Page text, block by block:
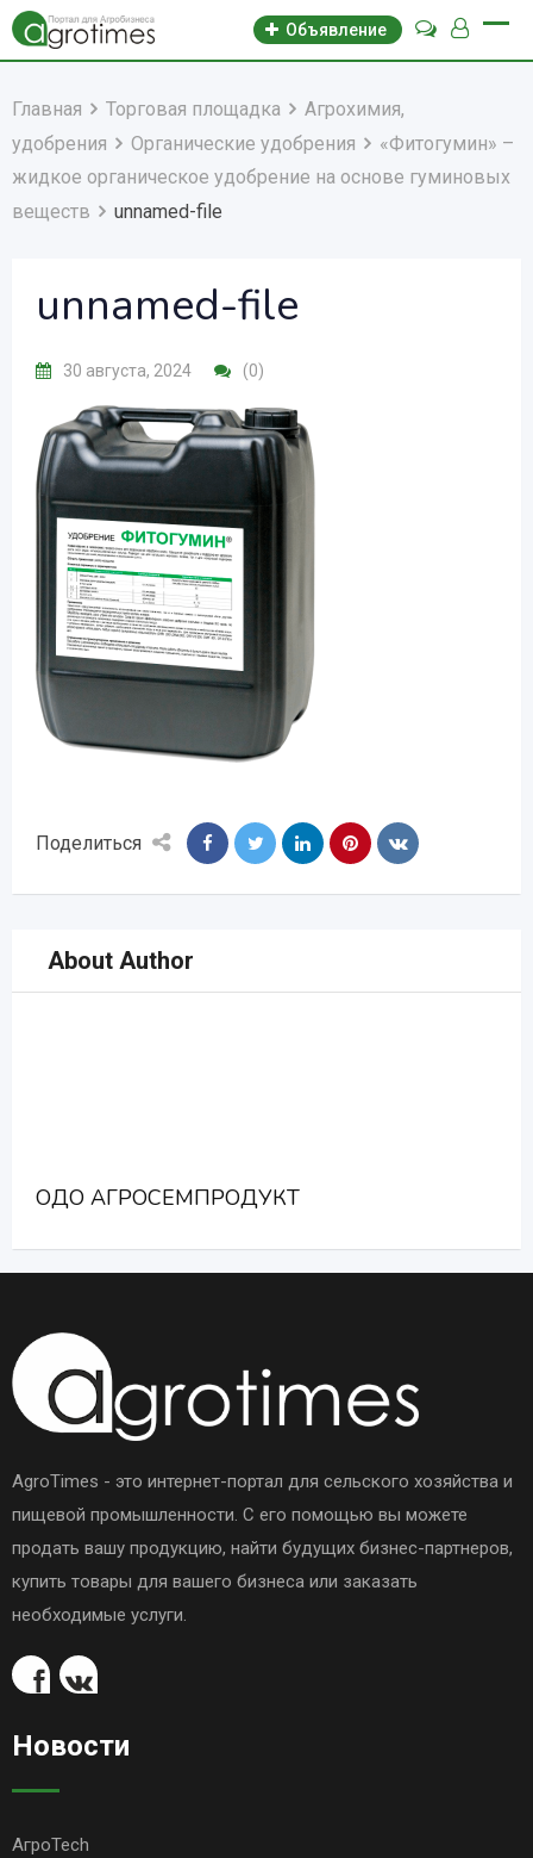
Объявление
Главная Торговая площадка
Агрохимия,
удобрения
Органические удобрения
«Фитогумин» –
жидкое органическое удобрение на основе гуминовых
веществ
unnamed-file
unnamed-file
30 августа, 2024 (0)
Поделиться
About Author
ОДО АГРОСЕМПРОДУКТ
AgroTimes - это интернет-портал для сельского хозяйства и
пищевой промышленности. С его помощью вы можете
продать вашу продукцию, найти будущих бизнес-партнеров,
купить товары для вашего бизнеса или заказать
необходимые услуги.
Новости
АгроTech